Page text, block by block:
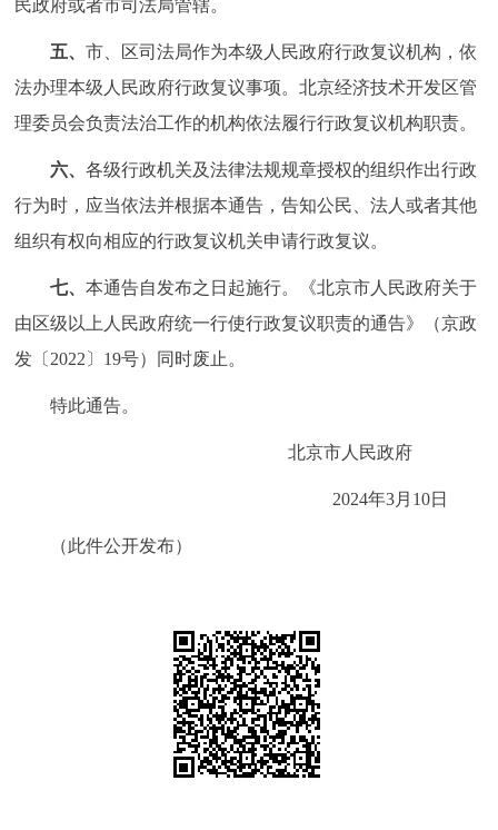
民政府或者市司法局管辖。
五、市、区司法局作为本级人民政府行政复议机构，依
法办理本级人民政府行政复议事项。北京经济技术开发区管
理委员会负责法治工作的机构依法履行行政复议机构职责。
六、各级行政机关及法律法规规章授权的组织作出行政
行为时，应当依法并根据本通告，告知公民、法人或者其他
组织有权向相应的行政复议机关申请行政复议。
七、本通告自发布之日起施行。《北京市人民政府关于
由区级以上人民政府统一行使行政复议职责的通告》（京政
发〔2022〕19号）同时废止。
特此通告。
北京市人民政府
2024年3月10日
（此件公开发布）